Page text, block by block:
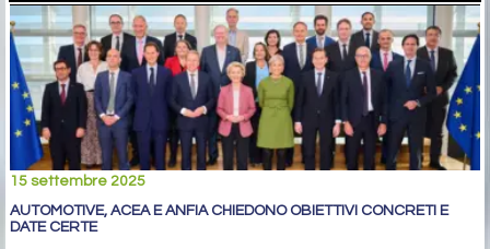
15 settembre 2025
AUTOMOTIVE, ACEA E ANFIA CHIEDONO OBIETTIVI CONCRETI E
DATE CERTE